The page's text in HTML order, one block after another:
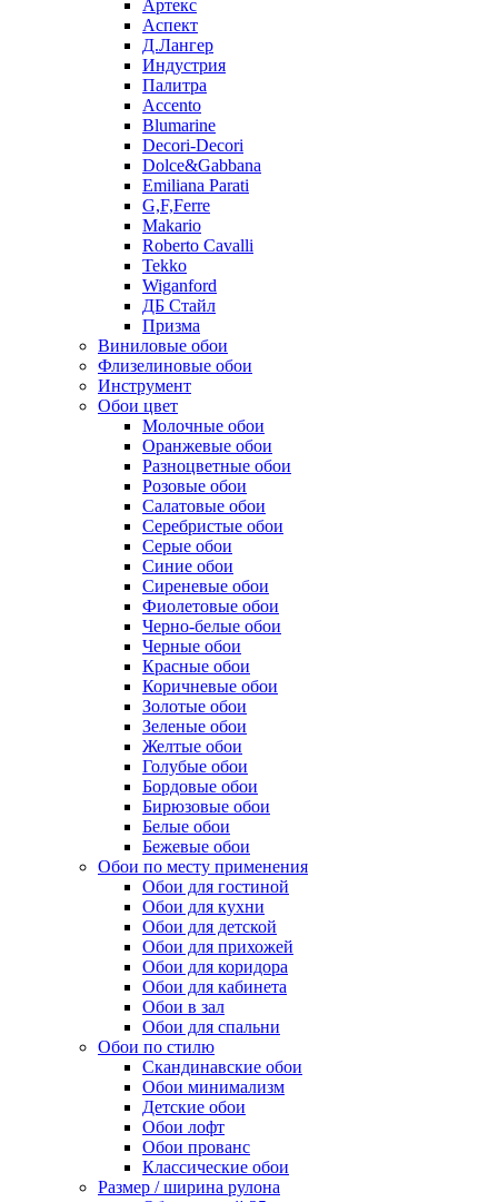
Артекс
Аспект
Д.Лангер
Индустрия
Палитра
Accento
Blumarine
Decori-Decori
Dolce&Gabbana
Emiliana Parati
G,F,Ferre
Makario
Roberto Cavalli
Tekko
Wiganford
ДБ Стайл
Призма
Виниловые обои
Флизелиновые обои
Инструмент
Обои цвет
Молочные обои
Оранжевые обои
Разноцветные обои
Розовые обои
Салатовые обои
Серебристые обои
Серые обои
Синие обои
Сиреневые обои
Фиолетовые обои
Черно-белые обои
Черные обои
Красные обои
Коричневые обои
Золотые обои
Зеленые обои
Желтые обои
Голубые обои
Бордовые обои
Бирюзовые обои
Белые обои
Бежевые обои
Обои по месту применения
Обои для гостиной
Обои для кухни
Обои для детской
Обои для прихожей
Обои для коридора
Обои для кабинета
Обои в зал
Обои для спальни
Обои по стилю
Скандинавские обои
Обои минимализм
Детские обои
Обои лофт
Обои прованс
Классические обои
Размер / ширина рулона